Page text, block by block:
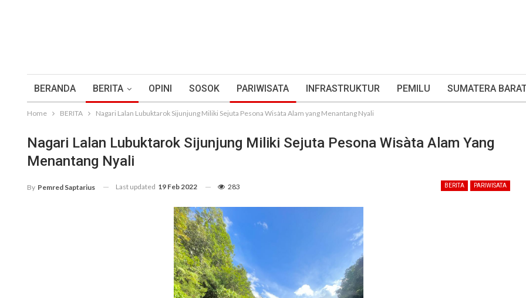
BERANDA BERITA OPINI SOSOK PARIWISATA INFRASTRUKTUR PEMILU SUMATERA
Home BERITA Nagari Lalan Lubuktarok Sijunjung Miliki Sejuta Pesona Wisàta Alam yang Menantang Nyali
Nagari Lalan Lubuktarok Sijunjung Miliki Sejuta Pesona Wisàta Alam Yang
Menantang Nyali
BERITA PARIWISATA
By Pemred Saptarius Last updated 19 Feb 2022 283